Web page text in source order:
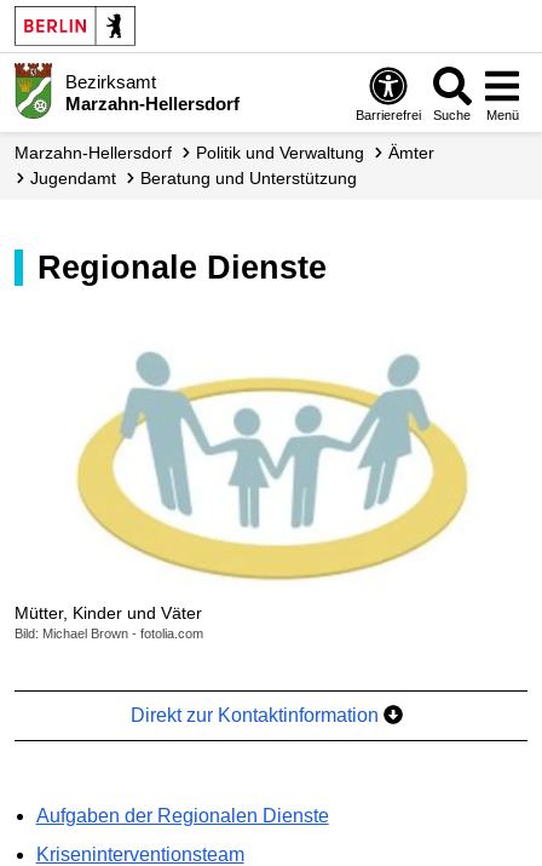
Bezirksamt
Marzahn-Hellersdorf
Barrierefrei Suche Menü
Marzahn-Hellersdorf Politik und Verwaltung
Ämter
Jugendamt
Beratung und Unterstützung
Regionale Dienste
Mütter, Kinder und Väter
Bild: Michael Brown - fotolia.com
Direkt zur Kontaktinformation
Aufgaben der Regionalen Dienste
Kriseninterventionsteam